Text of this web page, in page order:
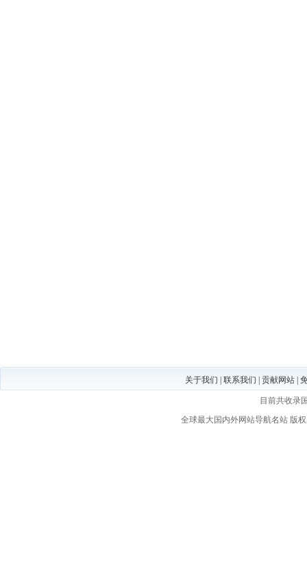
关于我们 联系我们 贡献网站
目前共收录
全球最大国内外网站导航名站版权